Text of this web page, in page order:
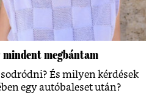
megbántam
És milyen kérdések
egy autóbaleset után?